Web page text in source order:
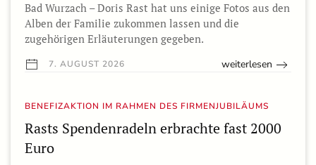
Bad Wurzach – Doris Rast hat uns einige Fotos aus den
Alben der Familie zukommen lassen und die
zugehörigen Erläuterungen gegeben.
7. AUGUST 2026 weiterlesen
BENEFIZAKTION IM RAHMEN DES FIRMENJUBILÄUMS
Rasts Spendenradeln erbrachte fast 2000
Euro